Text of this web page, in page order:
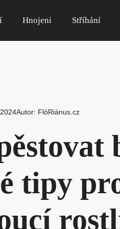
Hnojeni Stříhání
Autor: FlóRiánus.cz
tipy